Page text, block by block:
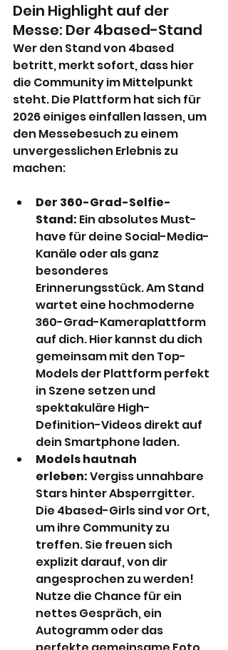
Dein Highlight auf der
Messe: Der 4based-Stand
Wer den Stand von 4based
betritt, merkt sofort, dass hier
die Community im Mittelpunkt
steht. Die Plattform hat sich für
2026 einiges einfallen lassen, um
den Messebesuch zu einem
unvergesslichen Erlebnis zu
machen:
Der 360-Grad-Selfie-
Stand: Ein absolutes Must-
have für deine Social-Media-
Kanäle oder als ganz
besonderes
Erinnerungsstück. Am Stand
wartet eine hochmoderne
360-Grad-Kameraplattform
auf dich. Hier kannst du dich
gemeinsam mit den Top-
Models der Plattform perfekt
in Szene setzen und
spektakuläre High-
Definition-Videos direkt auf
dein Smartphone laden.
Models hautnah
erleben: Vergiss unnahbare
Stars hinter Absperrgitter.
Die 4based-Girls sind vor Ort,
um ihre Community zu
treffen. Sie freuen sich
explizit darauf, von dir
angesprochen zu werden!
Nutze die Chance für ein
nettes Gespräch, ein
Autogramm oder das